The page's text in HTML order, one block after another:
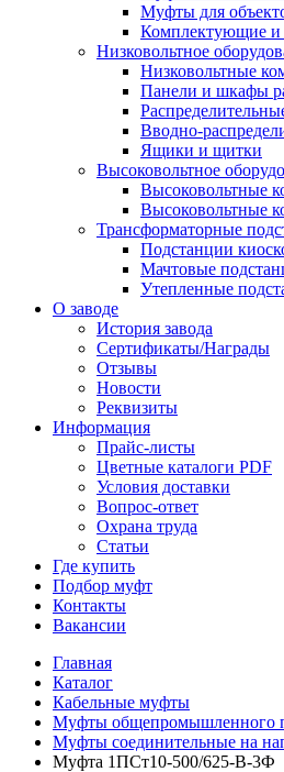
Муфты для
Комплектующие и
Низковольтное
Низковольтные
Панели и шкафы
Вводно-
Ящики и щитки
Высоковольтное
Высоковольтные
Высоковольтные
Трансформаторные
Подстанции
Мачтовые
Утепленные
О заводе
История завода
Сертификаты/Награды
Отзывы
Новости
Реквизиты
Информация
Прайс-листы
Цветные каталоги PDF
Условия доставки
Вопрос-ответ
Охрана труда
Статьи
Где купить
Подбор муфт
Контакты
Вакансии
Главная
Каталог
Кабельные муфты
Муфты общепромышленного
Муфты соединительные на
Муфта 1ПСт10-500/625-В-3Ф